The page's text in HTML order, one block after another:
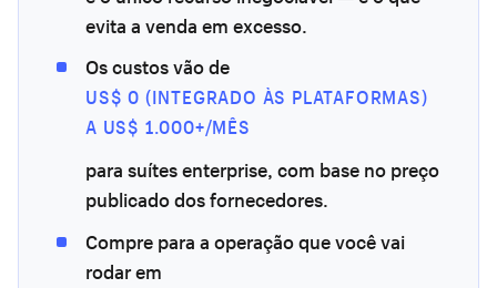
evita a venda em excesso.
Os custos vão de
US$ 0 (INTEGRADO ÀS PLATAFORMAS)
A US$ 1.000+/MÊS
para suítes enterprise, com base no preço
publicado dos fornecedores.
Compre para a operação que você vai
rodar em